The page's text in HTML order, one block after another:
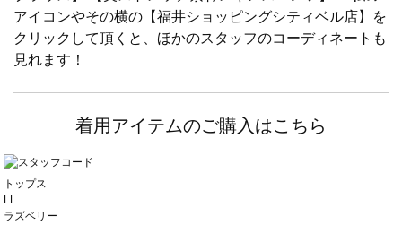
アイコンやその横の【福井ショッピングシティベル店】を
クリックして頂くと、ほかのスタッフのコーディネートも
見れます！
着用アイテムのご購入はこちら
トップス
LL
ラズベリー